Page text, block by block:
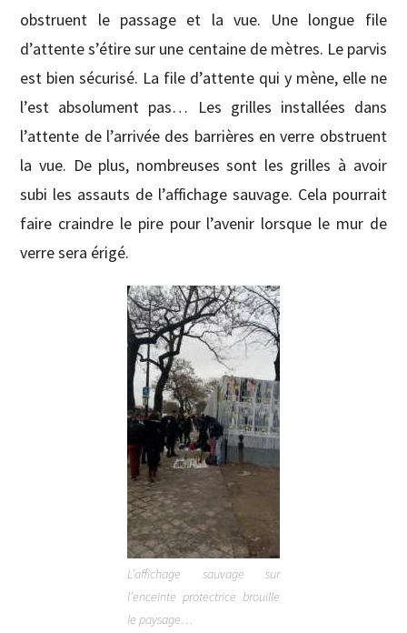
obstruent le passage et la vue. Une longue file
d’attente s’étire sur une centaine de mètres. Le parvis
est bien sécurisé. La file d’attente qui y mène, elle ne
l’est absolument pas…
Les grilles installées dans
l’attente de l’arrivée des barrières en verre obstruent
la vue. De plus, nombreuses sont les grilles à avoir
subi les assauts de l’affichage sauvage. Cela pourrait
faire craindre le pire pour l’avenir lorsque le mur de
verre sera érigé.
L’affichage sauvage sur
l’enceinte protectrice brouille
le paysage…